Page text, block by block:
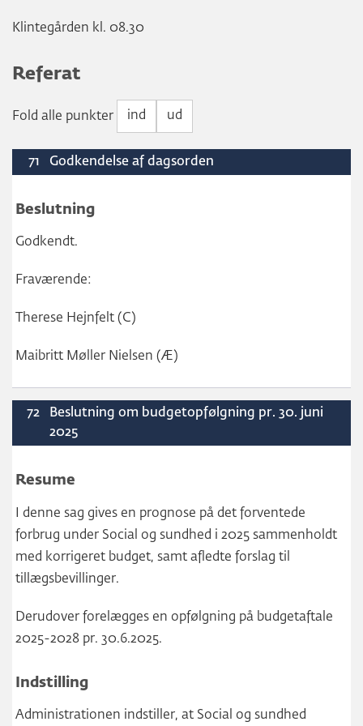
Klintegården kl. 08.30
Referat
Fold alle punkter ind ud
71 Godkendelse af dagsorden
Beslutning
Godkendt.
Fraværende:
Therese Hejnfelt (C)
Maibritt Møller Nielsen (Æ)
72
Beslutning om budgetopfølgning pr. 30. juni
2025
Resume
I denne sag gives en prognose på det forventede
forbrug under Social og sundhed i 2025 sammenholdt
med korrigeret budget, samt afledte forslag til
tillægsbevillinger.
Derudover forelægges en opfølgning på budgetaftale
2025-2028 pr. 30.6.2025.
Indstilling
Administrationen indstiller, at Social og sundhed